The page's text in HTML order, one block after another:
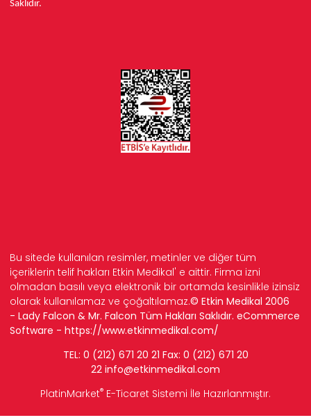
Saklıdır.
Bu sitede kullanılan resimler, metinler ve diğer tüm
içeriklerin telif hakları Etkin Medikal' e aittir. Firma izni
olmadan basılı veya elektronik bir ortamda kesinlikle izinsiz
olarak kullanılamaz ve çoğaltılamaz.© Etkin Medikal 2006
- Lady Falcon & Mr. Falcon Tüm Hakları Saklıdır. eCommerce
Software - https://www.etkinmedikal.com/
TEL: 0 (212) 671 20 21 Fax: 0 (212) 671 20
22 info@etkinmedikal.com
PlatinMarket® E-Ticaret Sistemi İle Hazırlanmıştır.